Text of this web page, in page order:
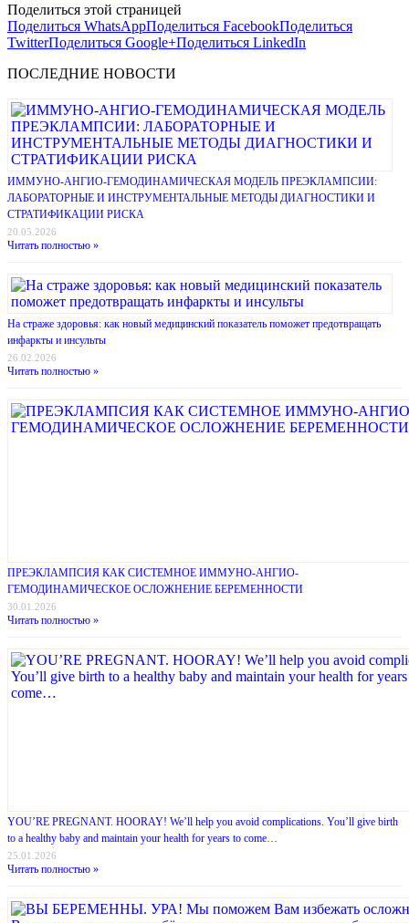
Поделиться этой страницей
Поделиться WhatsAppПоделиться FacebookПоделиться
TwitterПоделиться Google+Поделиться LinkedIn
ПОСЛЕДНИЕ НОВОСТИ
ИММУНО-АНГИО-ГЕМОДИНАМИЧЕСКАЯ МОДЕЛЬ ПРЕЭКЛАМПСИИ:
ЛАБОРАТОРНЫЕ И ИНСТРУМЕНТАЛЬНЫЕ МЕТОДЫ ДИАГНОСТИКИ И
СТРАТИФИКАЦИИ РИСКА
20.05.2026
Читать полностью »
На страже здоровья: как новый медицинский показатель поможет предотвращать
инфаркты и инсульты
26.02.2026
Читать полностью »
ПРЕЭКЛАМПСИЯ КАК СИСТЕМНОЕ ИММУНО-АНГИО-
ГЕМОДИНАМИЧЕСКОЕ ОСЛОЖНЕНИЕ БЕРЕМЕННОСТИ
30.01.2026
Читать полностью »
YOU’RE PREGNANT. HOORAY! We’ll help you avoid complications. You’ll give birth
to a healthy baby and maintain your health for years to come…
25.01.2026
Читать полностью »